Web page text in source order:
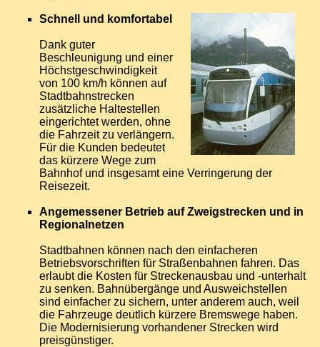
Schnell und komfortabel
Dank guter
Beschleunigung und einer
Höchstgeschwindigkeit
von 100 km/h können auf
Stadtbahnstrecken
zusätzliche Haltestellen
eingerichtet werden, ohne
die Fahrzeit zu verlängern.
Für die Kunden bedeutet
das kürzere Wege zum
Bahnhof und insgesamt eine Verringerung der
Reisezeit.
Angemessener Betrieb auf Zweigstrecken und in
Regionalnetzen
Stadtbahnen können nach den einfacheren
Betriebsvorschriften für Straßenbahnen fahren. Das
erlaubt die Kosten für Streckenausbau und -unterhalt
zu senken. Bahnübergänge und Ausweichstellen
sind einfacher zu sichern, unter anderem auch, weil
die Fahrzeuge deutlich kürzere Bremswege haben.
Die Modernisierung vorhandener Strecken wird
preisgünstiger.